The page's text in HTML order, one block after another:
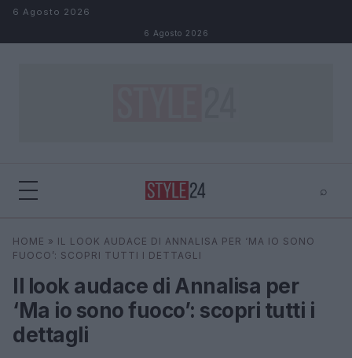
Salta al contenuto
6 Agosto 2026
6 Agosto 2026
⌕
Cerca ⌕
HOME » IL LOOK AUDACE DI ANNALISA PER ‘MA IO SONO
FUOCO’: SCOPRI TUTTI I DETTAGLI
Il look audace di Annalisa per
‘Ma io sono fuoco’: scopri tutti i
dettagli